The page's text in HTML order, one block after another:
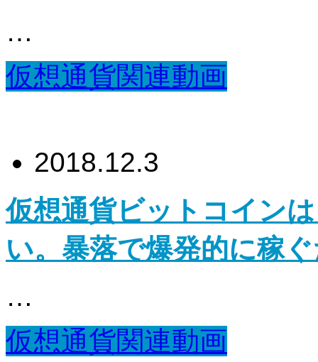
…
仮想通貨関連動画
2018.12.3
仮想通貨ビットコイン
い。暴落で爆発的に稼
…
仮想通貨関連動画